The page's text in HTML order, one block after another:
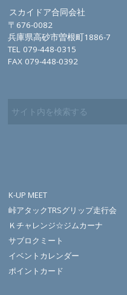
スカイドア合同会社
〒676-0082
兵庫県高砂市曽根町1886-7
TEL 079-448-0315
FAX 079-448-0392
K-UP MEET
峠アタックTRSグリップ走行会
Ｋチャレンジ☆ジムカーナ
サブロクミート
イベントカレンダー
ポイントカード